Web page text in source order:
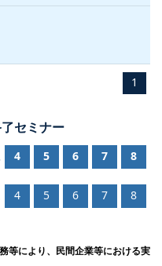
1
セミナー
4 5 6 7 8
4 5 6 7 8
等により、民間企業等における実